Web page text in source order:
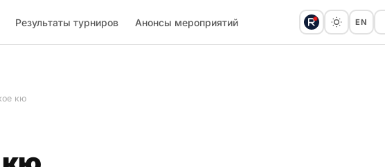
Результаты турниров Анонсы мероприятий EN
кю